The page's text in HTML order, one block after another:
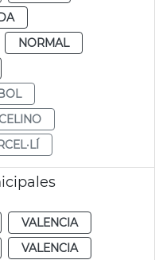
NORMAL
VALENCIA
VALENCIA